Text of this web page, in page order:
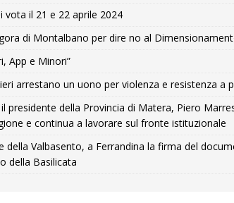
vota il 21 e 22 aprile 2024
di Montalbano per dire no al
App e Minori”
arrestano un uono per violenza e resistenza a
presidente della Provincia di Matera, Piero
e continua a lavorare sul fronte istituzionale
della Valbasento, a Ferrandina la firma del
della Basilicata